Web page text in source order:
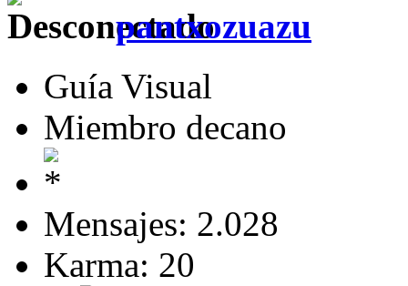
pantxozuazu
Guía Visual
Miembro decano
Mensajes: 2.028
Karma: 20